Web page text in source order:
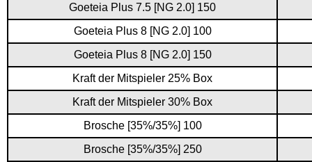
Goeteia Plus 7.5 [NG 2.0] 150
Goeteia Plus 8 [NG 2.0] 100
Goeteia Plus 8 [NG 2.0] 150
Kraft der Mitspieler 25% Box
Kraft der Mitspieler 30% Box
Brosche [35%/35%] 100
Brosche [35%/35%] 250